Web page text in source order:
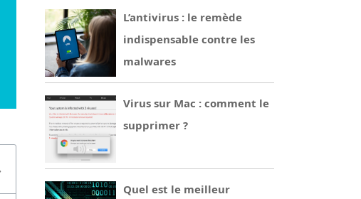
L’antivirus : le remède
indispensable contre les
malwares
Virus sur Mac : comment le
supprimer ?
Quel est le meilleur